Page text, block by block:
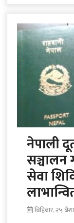
नेपाली
सञ्चालन
सेवा
बिहिबार, २५